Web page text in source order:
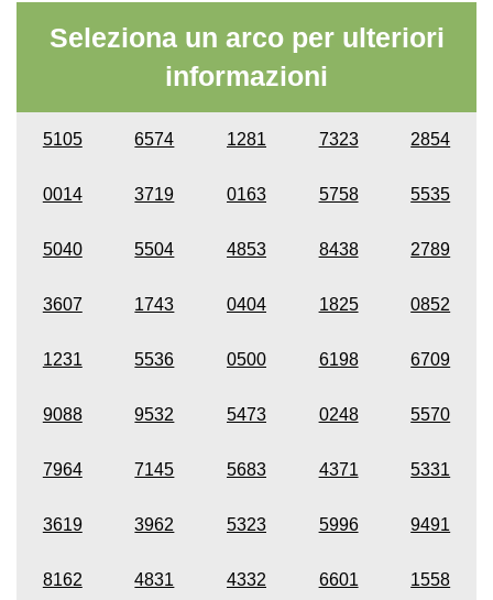
Seleziona un arco per ulteriori
informazioni
5105 6574 1281 7323 2854
0014 3719 0163 5758 5535
5040 5504 4853 8438 2789
3607 1743 0404 1825 0852
1231 5536 0500 6198 6709
9088 9532 5473 0248 5570
7964 7145 5683 4371 5331
3619 3962 5323 5996 9491
8162 4831 4332 6601 1558